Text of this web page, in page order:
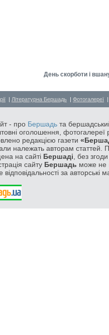
День скорботи і
| Літературна Бершадь | Фотогалереї
- про Бершадь та
оголошення, фотогалереї
редакцією газети
належать авторам статтей.
на сайті Бершаді , без
сайту Бершадь може не
відповідальності за авторські